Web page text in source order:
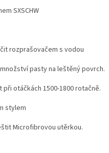
SXSCHW
rozprašovačem s vodou
pasty na leštěný povrch.
otáčkách 1500-1800 rotačně.
stylem
Microfibrovou utěrkou.